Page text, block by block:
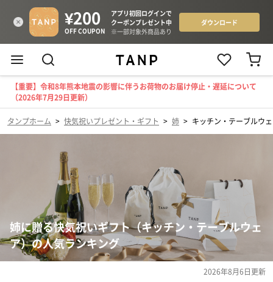
【重要】令和8年熊本地震の影響に伴うお荷物のお届け停止・遅延について
（2026年7月29日更新）
タンプホーム > 快気祝いプレゼント・ギフト > 姉 > キッチン・テーブルウ
姉に贈る快気祝いギフト（キッチン・テーブルウェ
ア）の人気ランキング
2026年8月6日更新